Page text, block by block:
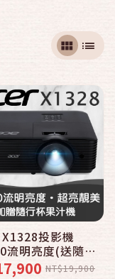
投影機
明亮度(送隨行
機)
NT$19,900